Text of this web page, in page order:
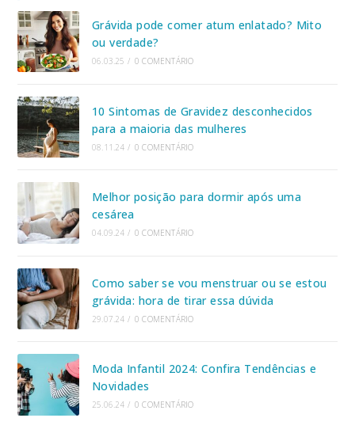
Grávida pode comer atum enlatado? Mito
ou verdade?
06.03.25 / 0 COMENTÁRIO
10 Sintomas de Gravidez desconhecidos
para a maioria das mulheres
08.11.24 / 0 COMENTÁRIO
Melhor posição para dormir após uma
cesárea
04.09.24 / 0 COMENTÁRIO
Como saber se vou menstruar ou se estou
grávida: hora de tirar essa dúvida
29.07.24 / 0 COMENTÁRIO
Moda Infantil 2024: Confira Tendências e
Novidades
25.06.24 / 0 COMENTÁRIO